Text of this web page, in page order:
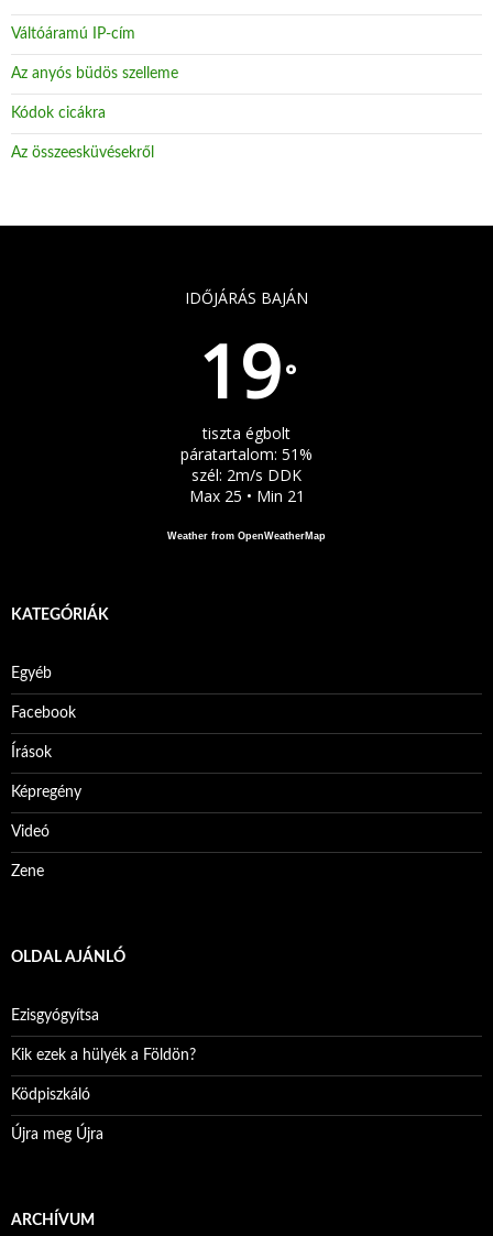
Váltóáramú IP-cím
Az anyós büdös szelleme
Kódok cicákra
Az összeesküvésekről
IDŐJÁRÁS BAJÁN
19°
tiszta égbolt
páratartalom: 51%
szél: 2m/s DDK
Max 25 • Min 21
Weather from OpenWeatherMap
KATEGÓRIÁK
Egyéb
Facebook
Írások
Képregény
Videó
Zene
OLDAL AJÁNLÓ
Ezisgyógyítsa
Kik ezek a hülyék a Földön?
Ködpiszkáló
Újra meg Újra
ARCHÍVUM